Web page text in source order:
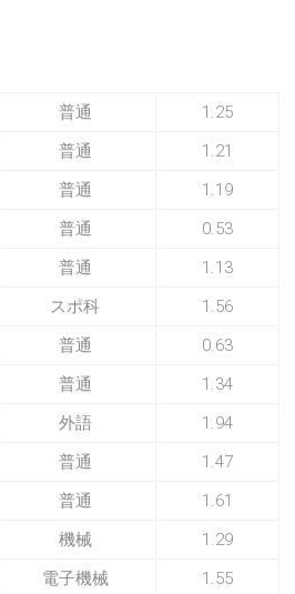
普通
1.25
普通
1.21
普通
1.19
普通
0.53
普通
1.13
スポ科
1.56
普通
0.63
普通
1.34
外語
1.94
普通
1.47
普通
1.61
機械
1.29
電子機械
1.55